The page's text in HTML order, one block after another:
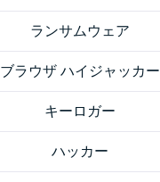
ランサムウェア
ブラウザ ハイジャッカー
キーロガー
ハッカー